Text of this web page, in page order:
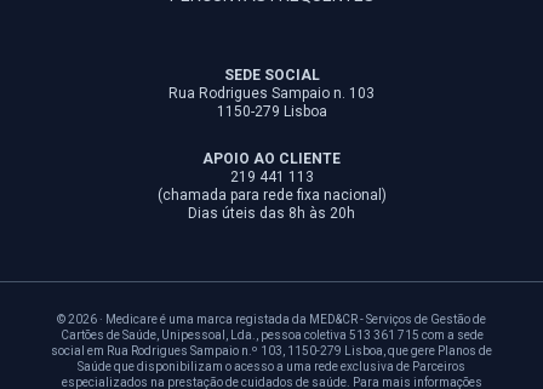
SEDE SOCIAL
Rua Rodrigues Sampaio n. 103
1150-279 Lisboa
APOIO AO CLIENTE
219 441 113
(chamada para rede fixa nacional)
Dias úteis das 8h às 20h
© 2026 · Medicare é uma marca registada da MED&CR - Serviços de Gestão de
Cartões de Saúde, Unipessoal, Lda., pessoa coletiva 513 361 715 com a sede
social em Rua Rodrigues Sampaio n.º 103, 1150-279 Lisboa, que gere Planos de
Saúde que disponibilizam o acesso a uma rede exclusiva de Parceiros
especializados na prestação de cuidados de saúde. Para mais informações